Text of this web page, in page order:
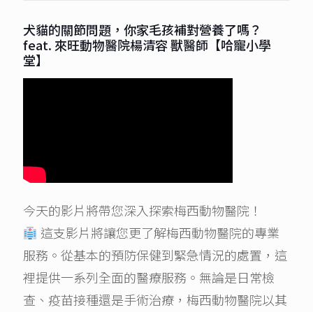
犬貓的關節問題，你家毛孩補對營養了嗎？
feat. 來旺動物醫院楊清容 獸醫師【哈寵小學
堂】
今天的影片將帶您深入探索梅西動物醫院！
這支影片將讓您更了解梅西動物醫院的專業
服務。從基本的預防保健到緊急情況的處置，這
裡提供一系列全面的醫療服務。無論是日常檢
查、疫苗接種還是手術治療，梅西動物醫院以其